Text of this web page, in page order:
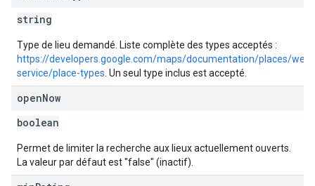
string
Type de lieu demandé. Liste complète des types acceptés :
https://developers.google.com/maps/documentation/places/web-
service/place-types . Un seul type inclus est accepté.
openNow
boolean
Permet de limiter la recherche aux lieux actuellement ouverts.
La valeur par défaut est "false" (inactif).